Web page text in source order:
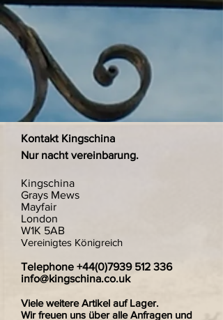
Kontakt Kingschina
Nur nacht vereinbarung.
Kingschina
Grays Mews
Mayfair
London
W1K 5AB
Vereinigtes Königreich
Telephone +44(0)7939 512 336
info@kingschina.co.uk
Viele weitere Artikel auf Lager.
Wir freuen uns über alle Anfragen und